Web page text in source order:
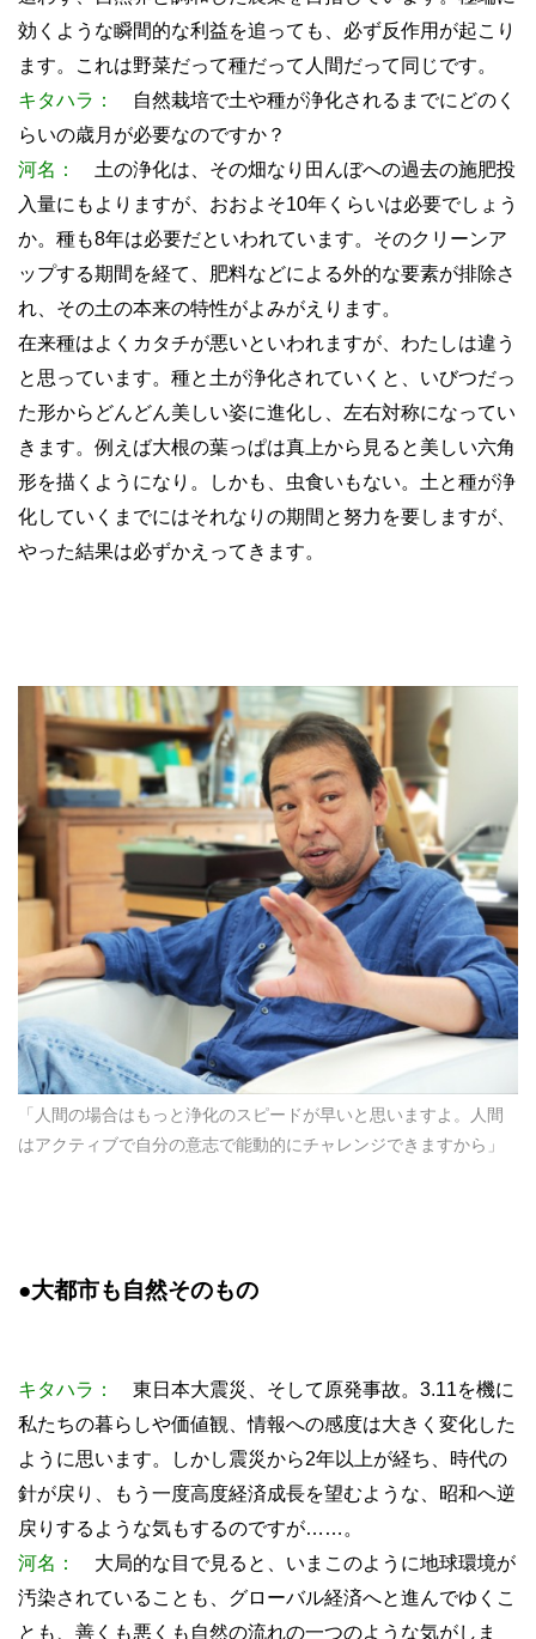
効くような瞬間的な利益を追っても、必ず反作用が起こり
ます。これは野菜だって種だって人間だって同じです。
キタハラ：
自然栽培で土や種が浄化されるまでにどのく
らいの歳月が必要なのですか？
河名：
土の浄化は、その畑なり田んぼへの過去の施肥投
入量にもよりますが、おおよそ10年くらいは必要でしょう
か。種も8年は必要だといわれています。そのクリーンア
ップする期間を経て、肥料などによる外的な要素が排除さ
れ、その土の本来の特性がよみがえります。
在来種はよくカタチが悪いといわれますが、わたしは違う
と思っています。種と土が浄化されていくと、いびつだっ
た形からどんどん美しい姿に進化し、左右対称になってい
きます。例えば大根の葉っぱは真上から見ると美しい六角
形を描くようになり。しかも、虫食いもない。土と種が浄
化していくまでにはそれなりの期間と努力を要しますが、
やった結果は必ずかえってきます。
「人間の場合はもっと浄化のスピードが早いと思いますよ。人間
はアクティブで自分の意志で能動的にチャレンジできますから」
●大都市も自然そのもの
キタハラ：
東日本大震災、そして原発事故。3.11を機に
私たちの暮らしや価値観、情報への感度は大きく変化した
ように思います。しかし震災から2年以上が経ち、時代の
針が戻り、もう一度高度経済成長を望むような、昭和へ逆
戻りするような気もするのですが……。
河名：
大局的な目で見ると、いまこのように地球環境が
汚染されていることも、グローバル経済へと進んでゆくこ
とも、善くも悪くも自然の流れの一つのような気がしま